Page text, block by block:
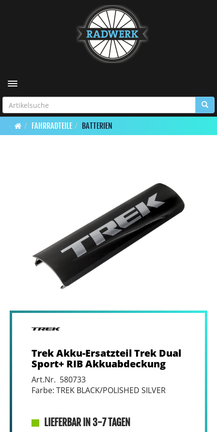
Toggle navigation
FAHRRADTEILE BATTERIEN
Trek Akku-Ersatzteil Trek Dual
Sport+ RIB Akkuabdeckung
Art.Nr. 580733
Farbe: TREK BLACK/POLISHED SILVER
LIEFERBAR IN 3-7 TAGEN